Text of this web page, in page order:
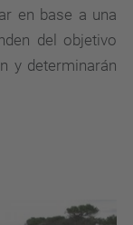
en base a una
del objetivo
y determinarán